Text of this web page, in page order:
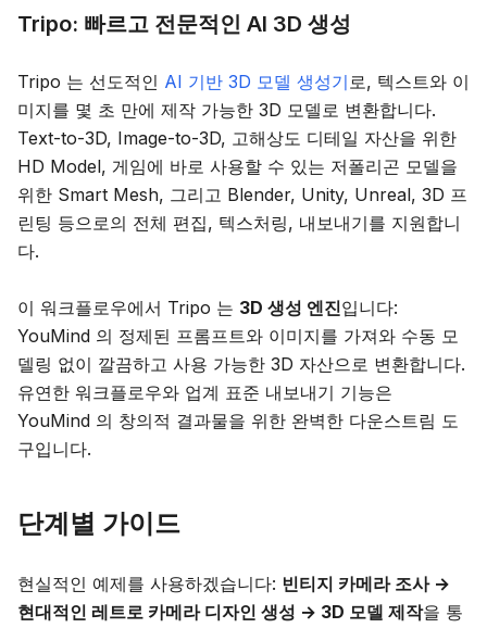
Tripo: 빠르고 전문적인 AI 3D 생성
Tripo 는 선도적인 AI 기반 3D 모델 생성기로, 텍스트와 이
미지를 몇 초 만에 제작 가능한 3D 모델로 변환합니다.
Text-to-3D, Image-to-3D, 고해상도 디테일 자산을 위한
HD Model, 게임에 바로 사용할 수 있는 저폴리곤 모델을
위한 Smart Mesh, 그리고 Blender, Unity, Unreal, 3D 프
린팅 등으로의 전체 편집, 텍스처링, 내보내기를 지원합니
다.
이 워크플로우에서 Tripo 는 3D 생성 엔진입니다:
YouMind 의 정제된 프롬프트와 이미지를 가져와 수동 모
델링 없이 깔끔하고 사용 가능한 3D 자산으로 변환합니다.
유연한 워크플로우와 업계 표준 내보내기 기능은
YouMind 의 창의적 결과물을 위한 완벽한 다운스트림 도
구입니다.
단계별 가이드
현실적인 예제를 사용하겠습니다: 빈티지 카메라 조사 →
현대적인 레트로 카메라 디자인 생성 → 3D 모델 제작을 통